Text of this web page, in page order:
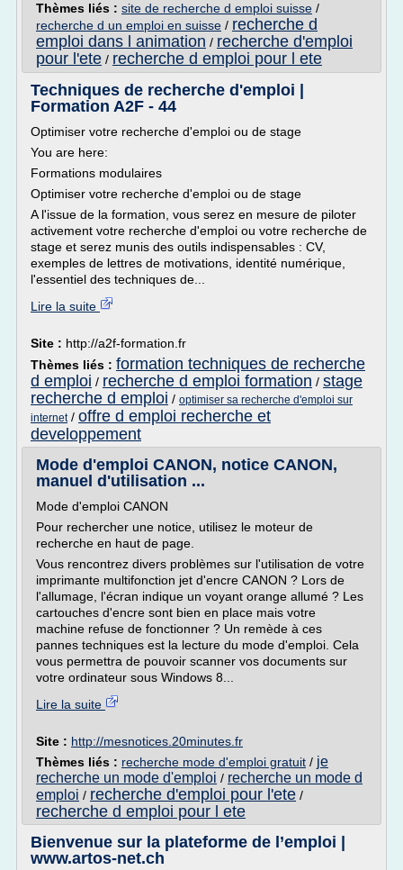
Thèmes liés : site de recherche d emploi suisse /
recherche d un emploi en suisse / recherche d
emploi dans l animation / recherche d'emploi
pour l'ete / recherche d emploi pour l ete
Techniques de recherche d'emploi |
Formation A2F - 44
Optimiser votre recherche d'emploi ou de stage
You are here:
Formations modulaires
Optimiser votre recherche d'emploi ou de stage
A l'issue de la formation, vous serez en mesure de piloter
activement votre recherche d'emploi ou votre recherche de
stage et serez munis des outils indispensables : CV,
exemples de lettres de motivations, identité numérique,
l'essentiel des techniques de...
Lire la suite
Site : http://a2f-formation.fr
Thèmes liés : formation techniques de recherche
d emploi / recherche d emploi formation / stage
recherche d emploi / optimiser sa recherche d'emploi sur
internet/ offre d emploi recherche et
developpement
Mode d'emploi CANON, notice CANON,
manuel d'utilisation ...
Mode d'emploi CANON
Pour rechercher une notice, utilisez le moteur de
recherche en haut de page.
Vous rencontrez divers problèmes sur l'utilisation de votre
imprimante multifonction jet d'encre CANON ? Lors de
l'allumage, l'écran indique un voyant orange allumé ? Les
cartouches d'encre sont bien en place mais votre
machine refuse de fonctionner ? Un remède à ces
pannes techniques est la lecture du mode d'emploi. Cela
vous permettra de pouvoir scanner vos documents sur
votre ordinateur sous Windows 8...
Lire la suite
Site : http://mesnotices.20minutes.fr
Thèmes liés : recherche mode d'emploi gratuit / je
recherche un mode d'emploi / recherche un mode d
emploi / recherche d'emploi pour l'ete /
recherche d emploi pour l ete
Bienvenue sur la plateforme de l’emploi |
www.artos-net.ch